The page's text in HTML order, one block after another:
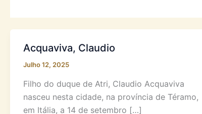
Acquaviva, Claudio
Julho 12, 2025
Filho do duque de Atri, Claudio Acquaviva
nasceu nesta cidade, na província de Téramo,
em Itália, a 14 de setembro […]